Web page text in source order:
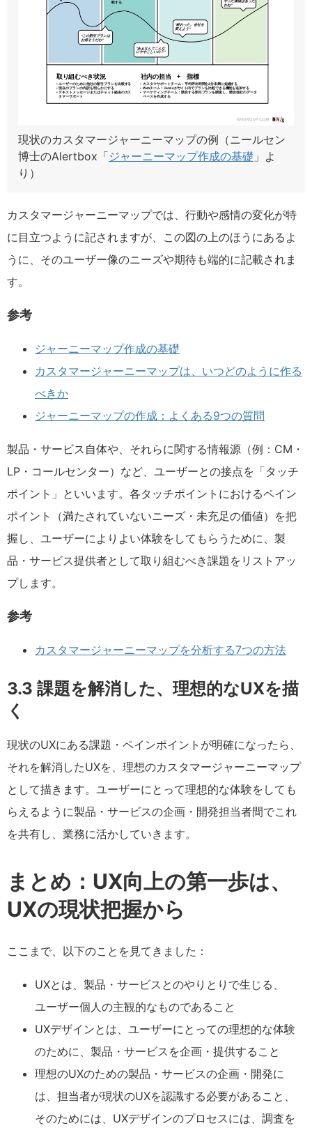
現状のカスタマージャーニーマップの例（ニールセン
博士のAlertbox「ジャーニーマップ作成の基礎 」よ
り）
カスタマージャーニーマップでは、行動や感情の変化が特
に目立つように記されますが、この図の上のほうにあるよ
うに、そのユーザー像のニーズや期待も端的に記載されま
す。
参考
ジャーニーマップ作成の基礎
カスタマージャーニーマップは、いつどのように作る
べきか
ジャーニーマップの作成：よくある9つの質問
製品・サービス自体や、それらに関する情報源（例：CM・
LP・コールセンター）など、ユーザーとの接点を「タッチ
ポイント」といいます。各タッチポイントにおけるペイン
ポイント（満たされていないニーズ・未充足の価値）を把
握し、ユーザーによりよい体験をしてもらうために、製
品・サービス提供者として取り組むべき課題をリストアッ
プします。
参考
カスタマージャーニーマップを分析する7つの方法
3.3 課題を解消した、理想的なUXを描
く
現状のUXにある課題・ペインポイントが明確になったら、
それを解消したUXを、理想のカスタマージャーニーマップ
として描きます。ユーザーにとって理想的な体験をしても
らえるように製品・サービスの企画・開発担当者間でこれ
を共有し、業務に活かしていきます。
まとめ：UX向上の第一歩は、
UXの現状把握から
ここまで、以下のことを見てきました：
UXとは、製品・サービスとのやりとりで生じる、
ユーザー個人の主観的なものであること
UXデザインとは、ユーザーにとっての理想的な体験
のために、製品・サービスを企画・提供すること
理想のUXのための製品・サービスの企画・開発に
は、担当者が現状のUXを認識する必要があること、
そのためには、UXデザインのプロセスには、調査を